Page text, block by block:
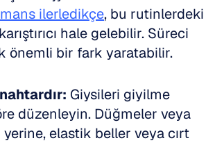
ilerledikçe, bu rutinlerdeki
hale gelebilir. Süreci
önemli bir fark yaratabilir.
Giysileri giyilme
düzenleyin. Düğmeler veya
elastik beller veya cırt